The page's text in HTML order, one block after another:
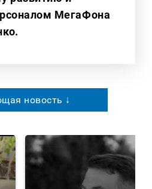
МегаФона
новость ↓